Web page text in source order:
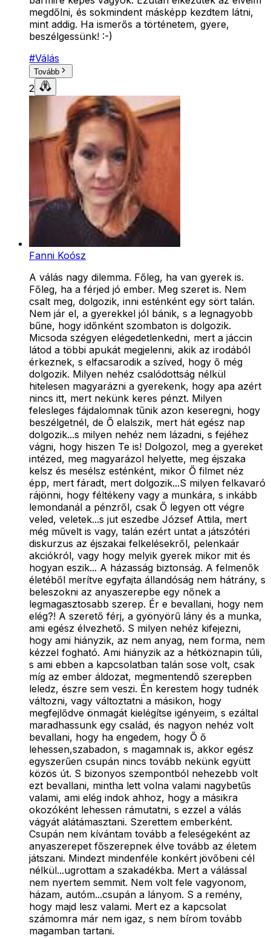
megdőlni, és sokmindent másképp kezdtem látni,
mint addig. Ha ismerős a történetem, gyere,
beszélgessünk! :-)
#Válás
Tovább
2
Fanni Koósz
A válás nagy dilemma. Főleg, ha van gyerek is.
Főleg, ha a férjed jó ember. Meg szeret is. Nem
csalt meg, dolgozik, inni esténként egy sört talán.
Nem jár el, a gyerekkel jól bánik, s a legnagyobb
bűne, hogy időnként szombaton is dolgozik.
Micsoda szégyen elégedetlenkedni, mert a jáccin
látod a többi apukát megjelenni, akik az irodából
érkeznek, s elfacsarodik a szíved, hogy ő még
dolgozik. Milyen nehéz csalódottság nélkül
hitelesen magyarázni a gyerekenk, hogy apa azért
nincs itt, mert nekünk keres pénzt. Milyen
felesleges fájdalomnak tűnik azon keseregni, hogy
beszélgetnél, de Ő elalszik, mert hát egész nap
dolgozik...s milyen nehéz nem lázadni, s fejéhez
vágni, hogy hiszen Te is! Dolgozol, meg a gyereket
intézed, meg magyarázol helyette, meg éjszaka
kelsz és mesélsz esténként, mikor Ő filmet néz
épp, mert fáradt, mert dolgozik...S milyen felkavaró
rájönni, hogy féltékeny vagy a munkára, s inkább
lemondanál a pénzről, csak Ő legyen ott végre
veled, veletek...s jut eszedbe József Attila, mert
még művelt is vagy, talán ezért untat a játszótéri
diskurzus az éjszakai felkelésekről, pelenkaár
akciókról, vagy hogy melyik gyerek mikor mit és
hogyan eszik... A házasság biztonság. A felmenők
életéből merítve egyfajta állandóság nem hátrány, s
beleszokni az anyaszerepbe egy nőnek a
legmagasztosabb szerep. Ér e bevallani, hogy nem
elég?! A szerető férj, a gyönyörű lány és a munka,
ami egész élvezhető. S milyen nehéz kifejezni,
hogy ami hiányzik, az nem anyag, nem forma, nem
kézzel fogható. Ami hiányzik az a hétköznapin túli,
s ami ebben a kapcsolatban talán sose volt, csak
míg az ember áldozat, megmentendő szerepben
leledz, észre sem veszi. Én kerestem hogy tudnék
változni, vagy változtatni a másikon, hogy
megfejlődve önmagát kielégítse igényeim, s ezáltal
maradhassunk egy család, és nagyon nehéz volt
bevallani, hogy ha engedem, hogy Ő ő
lehessen,szabadon, s magamnak is, akkor egész
egyszerűen csupán nincs tovább nekünk együtt
közös út. S bizonyos szempontból nehezebb volt
ezt bevallani, mintha lett volna valami nagybetűs
valami, ami elég indok ahhoz, hogy a másikra
okozóként lehessen rámutatni, s ezzel a válás
vágyát alátámasztani. Szerettem emberként.
Csupán nem kívántam tovább a feleségeként az
anyaszerepet főszerepnek élve tovább az életem
játszani. Mindezt mindenféle konkért jövőbeni cél
nélkül...ugrottam a szakadékba. Mert a válással
nem nyertem semmit. Nem volt fele vagyonom,
házam, autóm...csupán a lányom. S a remény,
hogy majd lesz valami. Mert ez a kapcsolat
számomra már nem igaz, s nem bírom tovább
magamban tartani.